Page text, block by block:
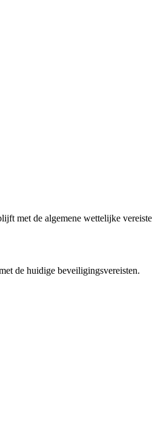
met de algemene wettelijke
de huidige beveiligingsvereisten.